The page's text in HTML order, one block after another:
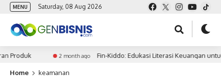
MENU Saturday, 08 Aug 2026
Produk 2 month ago Fin-Kiddo: Edukasi Literasi Keuangan
Home keamanan